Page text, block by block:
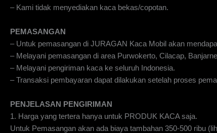
– Kami tidak menyediakan kaca bekas/copotan.
PEMASANGAN
– Untuk pemasangan di JURAGAN Kaca Mobil akan
– Melayani pemasangan di area Purwokerto, Cilacap,
– Melayani pengiriman kaca ke seluruh Indonesia.
– Transaksi pembayaran dapat dilakukan setelah proses
PENJELASAN PENGIRIMAN
1. Harga yang tertera hanya untuk PRODUK KACA saja.
Untuk Pemasangan akan ada biaya tambahan 350-500 ribu